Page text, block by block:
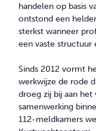
handelen op basis
ontstond een
sterkst wanneer
een vaste structuur
Sinds 2012 vormt
werkwijze de rode
droeg zij bij aan het
samenwerking
112-meldkamers